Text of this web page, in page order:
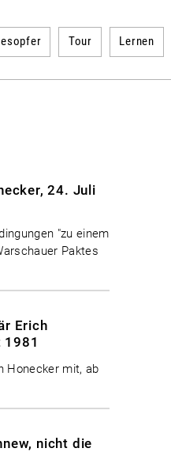
Tour Lernen
24. Juli
"zu einem
Paktes
Erich
1981
Honecker mit, ab
nicht die